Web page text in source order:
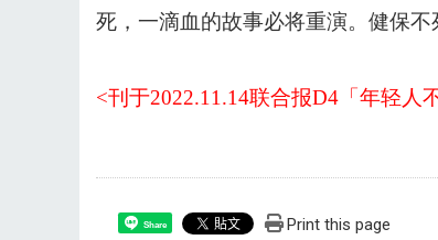
死，一滴血的故事必将重演。健保不
<刊于2022.11.14联合报D4「年轻人
Share Print this page